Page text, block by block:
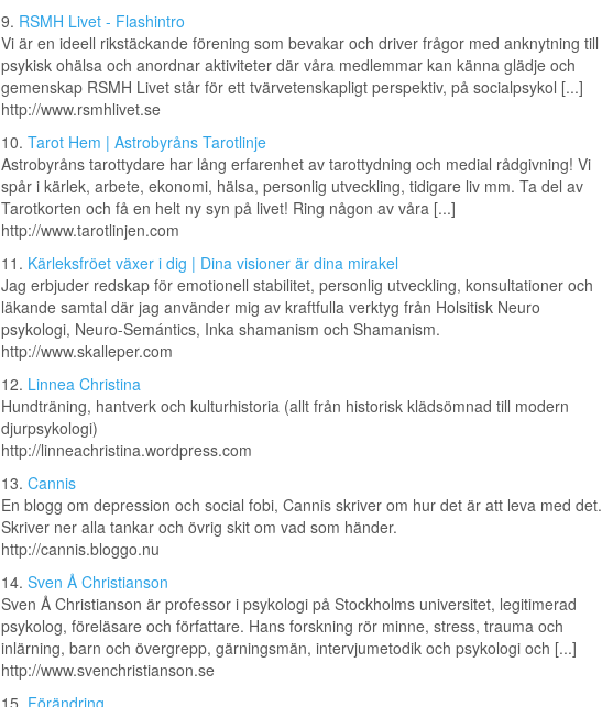
9. RSMH Livet - Flashintro
Vi är en ideell rikstäckande förening som bevakar och driver frågor med anknytning till
psykisk ohälsa och anordnar aktiviteter där våra medlemmar kan känna glädje och
gemenskap RSMH Livet står för ett tvärvetenskapligt perspektiv, på socialpsykol [...]
http://www.rsmhlivet.se
10. Tarot Hem | Astrobyråns Tarotlinje
Astrobyråns tarottydare har lång erfarenhet av tarottydning och medial rådgivning! Vi
spår i kärlek, arbete, ekonomi, hälsa, personlig utveckling, tidigare liv mm. Ta del av
Tarotkorten och få en helt ny syn på livet! Ring någon av våra [...]
http://www.tarotlinjen.com
11. Kärleksfröet växer i dig | Dina visioner är dina mirakel
Jag erbjuder redskap för emotionell stabilitet, personlig utveckling, konsultationer och
läkande samtal där jag använder mig av kraftfulla verktyg från Holsitisk Neuro
psykologi, Neuro-Semántics, Inka shamanism och Shamanism.
http://www.skalleper.com
12. Linnea Christina
Hundträning, hantverk och kulturhistoria (allt från historisk klädsömnad till modern
djurpsykologi)
http://linneachristina.wordpress.com
13. Cannis
En blogg om depression och social fobi, Cannis skriver om hur det är att leva med det.
Skriver ner alla tankar och övrig skit om vad som händer.
http://cannis.bloggo.nu
14. Sven Å Christianson
Sven Å Christianson är professor i psykologi på Stockholms universitet, legitimerad
psykolog, föreläsare och författare. Hans forskning rör minne, stress, trauma och
inlärning, barn och övergrepp, gärningsmän, intervjumetodik och psykologi och [...]
http://www.svenchristianson.se
15. Förändring